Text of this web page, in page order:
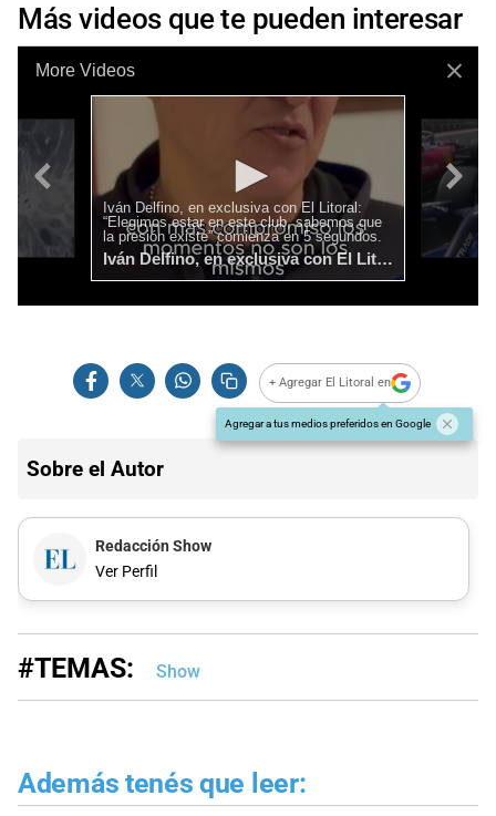
Más videos que te pueden interesar
+ Agregar El Litoral en
Agregar a tus medios preferidos en Google
Sobre el Autor
Redacción Show
Ver Perfil
#TEMAS: Show
Además tenés que leer: